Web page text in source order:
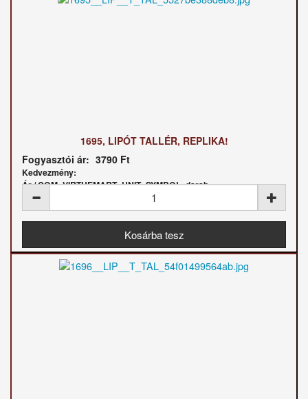
1695, LIPÓT TALLÉR, REPLIKA!
Fogyasztói ár: 3790 Ft
Kedvezmény:
Ár / COM_VIRTUEMART_UNIT_SYMBOL_darab: